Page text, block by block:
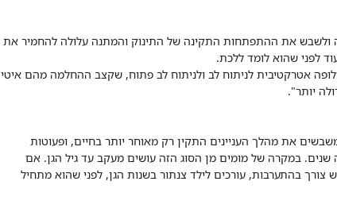
ולשבש את ההתפתחות התקינה של התינוק והמתנה עלולה להחמיר את
לפני שהוא לומד ללכת.
אטרקטיבית לניתוח לב ולניתוח לב פתוח, שקצב ההחלמה מהם איטי
יותר".
את מהלך העניינים התקין רק מאוחר יותר בחיים, ופעוטות
שנים. במקרה של מומים מן הסוג הזה עושים מעקב עד גיל הגן. אם
בהתערבות, עורכים לילד צנתור בשנות הגן, לפני שהוא מתחיל